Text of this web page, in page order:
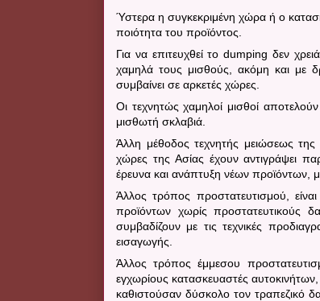
Ύστερα η συγκεκριμένη χώρα ή ο
ποιότητα του προϊόντος.
Για να επιτευχθεί τοdumping δεν
χαμηλά τους μισθούς, ακόμη και με
συμβαίνει σε αρκετές χώρες.
Οι τεχνητώς χαμηλοί μισθοί
μισθωτή σκλαβιά.
Άλλη μέθοδος τεχνητής μειώσεως της
χώρες της Ασίας έχουν αντιγράψει
έρευνα και ανάπτυξη νέων προϊόντων,
Άλλος τρόπος προστατευτισμού,
προϊόντων χωρίς προστατευτικούς
συμβαδίζουν με τις τεχνικές
εισαγωγής.
Άλλος τρόπος έμμεσου
εγχωρίους κατασκευαστές
καθιστούσαν δύσκολο τον τραπεζικό